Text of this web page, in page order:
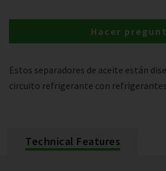
Estos separadores de aceite están
circuito refrigerante con refrigerantes
Hacer
Technical Features